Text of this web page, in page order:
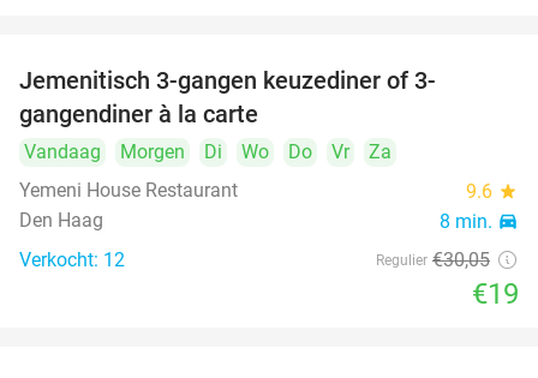
Jemenitisch 3-gangen keuzediner of 3-
gangendiner à la carte
Vandaag Morgen Di Wo Do Vr
Za
Yemeni House Restaurant
9.6 star
Den Haag 8 min. directions_car
Verkocht: 12 Regulier €30,05
€19